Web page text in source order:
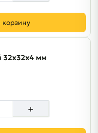
корзину
32х32х4 мм
+